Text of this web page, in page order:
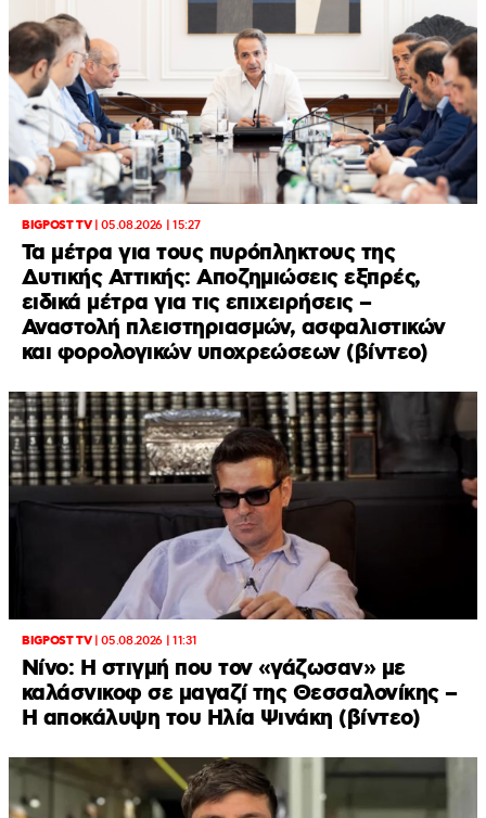
BIGPOST TV|05.08.2026 | 15:27
Τα μέτρα για τους πυρόπληκτους της
Δυτικής Αττικής: Αποζημιώσεις εξπρές,
ειδικά μέτρα για τις επιχειρήσεις –
Αναστολή πλειστηριασμών, ασφαλιστικών
και φορολογικών υποχρεώσεων (βίντεο)
BIGPOST TV|05.08.2026 | 11:31
Νίνο: Η στιγμή που τον «γάζωσαν» με
καλάσνικοφ σε μαγαζί της Θεσσαλονίκης –
Η αποκάλυψη του Ηλία Ψινάκη (βίντεο)